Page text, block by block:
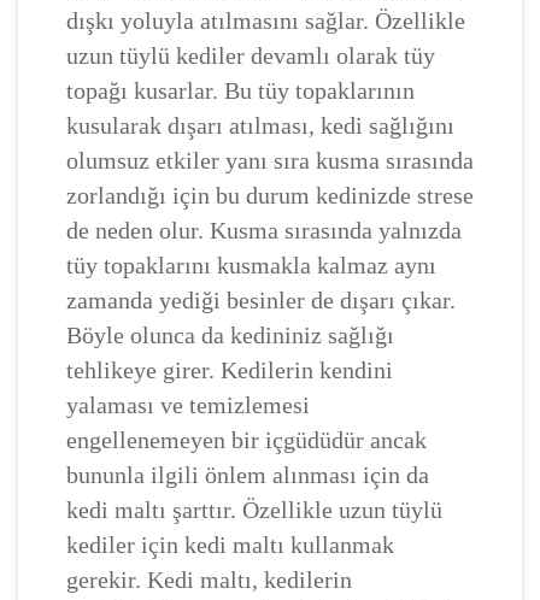
dışkı yoluyla atılmasını sağlar. Özellikle
uzun tüylü kediler devamlı olarak tüy
topağı kusarlar. Bu tüy topaklarının
kusularak dışarı atılması, kedi sağlığını
olumsuz etkiler yanı sıra kusma sırasında
zorlandığı için bu durum kedinizde strese
de neden olur. Kusma sırasında yalnızda
tüy topaklarını kusmakla kalmaz aynı
zamanda yediği besinler de dışarı çıkar.
Böyle olunca da kedininiz sağlığı
tehlikeye girer. Kedilerin kendini
yalaması ve temizlemesi
engellenemeyen bir içgüdüdür ancak
bununla ilgili önlem alınması için da
kedi maltı şarttır. Özellikle uzun tüylü
kediler için kedi maltı kullanmak
gerekir. Kedi maltı, kedilerin